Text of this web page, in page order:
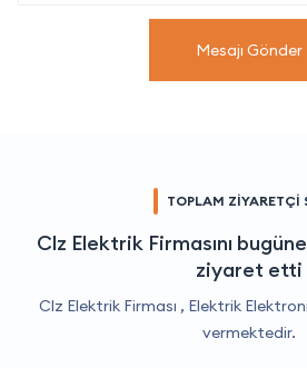
Mesajı Gönder
TOPLAM ZİYARETÇİ
Clz Elektrik Firmasını
ziyaret etti
Clz Elektrik Firması , Elektrik
vermektedir.